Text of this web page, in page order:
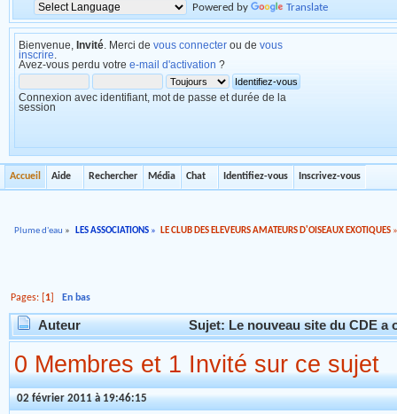
Powered by Translate
Bienvenue, Invité . Merci de vous connecter ou de vous
inscrire
Avez-vous perdu votre e-mail d'activation ?
Connexion avec identifiant, mot de passe et durée de la
session
Accueil Aide Rechercher Média Chat Identifiez-vous Inscrivez-vous
Plume d'eau » LES ASSOCIATIONS» LE CLUB DES ELEVEURS AMATEURS D'OISEAUX EXOTIQUES
Pages: [ 1 ]En bas
Auteur Sujet: Le nouveau site du CDE a
0 Membres et 1 Invité sur ce sujet
02 février 2011 à 19:46:15